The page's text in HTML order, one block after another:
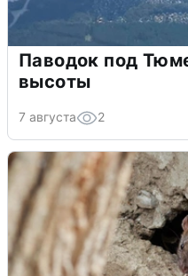
Паводок под
высоты
7 августа 2